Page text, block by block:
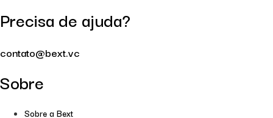
Precisa de ajuda?
contato@bext.vc
Sobre
Sobre a Bext